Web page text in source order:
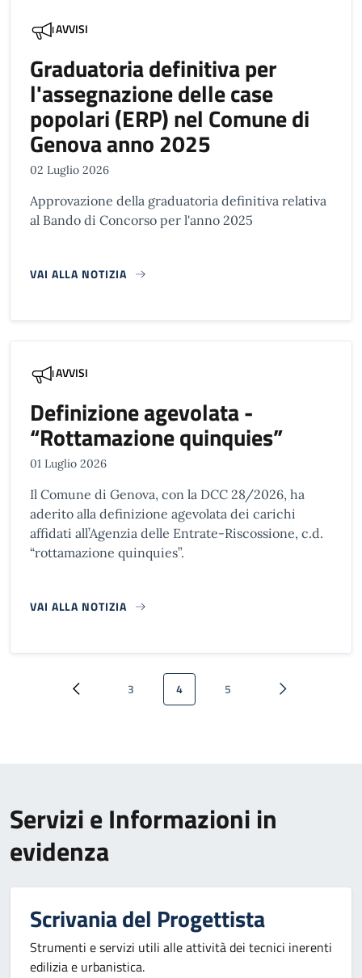
AVVISI
Graduatoria definitiva per
l'assegnazione delle case
popolari (ERP) nel Comune di
Genova anno 2025
02 Luglio 2026
Approvazione della graduatoria definitiva relativa
al Bando di Concorso per l'anno 2025
VAI ALLA NOTIZIA
AVVISI
Definizione agevolata -
“Rottamazione quinquies”
01 Luglio 2026
Il Comune di Genova, con la DCC 28/2026, ha
aderito alla definizione agevolata dei carichi
affidati all’Agenzia delle Entrate-Riscossione, c.d.
“rottamazione quinquies”.
VAI ALLA NOTIZIA
Paginazione
Pagina precedente
Pagina
3 Pagina attuale
4 Pagina
5 Pagina
Servizi e Informazioni in
evidenza
Scrivania del Progettista
Strumenti e servizi utili alle attività dei tecnici inerenti
edilizia e urbanistica.